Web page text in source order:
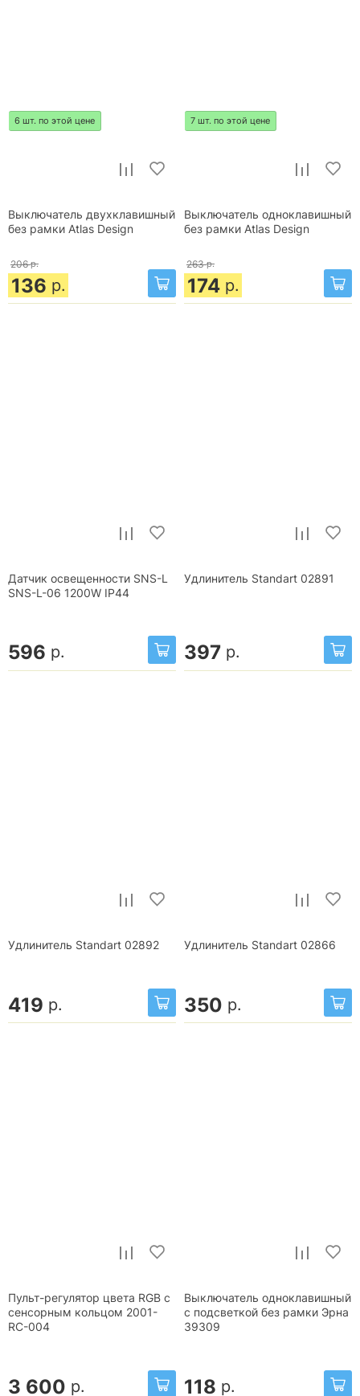
6 шт. по этой цене
Выключатель двухклавишный
без рамки Atlas Design
206 р.
136 р.
7 шт. по этой цене
Выключатель одноклавишный
без рамки Atlas Design
263 р.
174 р.
Датчик освещенности SNS-L
SNS-L-06 1200W IP44
596 р.
Удлинитель Standart 02891
397 р.
Удлинитель Standart 02892
419 р.
Удлинитель Standart 02866
350 р.
Пульт-регулятор цвета RGB с
сенсорным кольцом 2001-
RC-004
3 600 р.
Выключатель одноклавишный
с подсветкой без рамки Эрна
39309
118 р.